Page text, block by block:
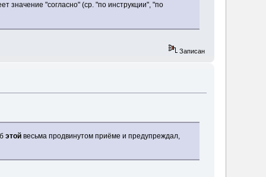
"согласно" (ср. "по инструкции", "по
Записан
этой весьма продвинутом приёме и предупреждал,